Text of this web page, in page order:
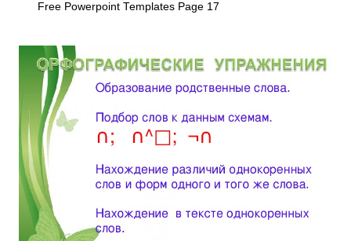
Free Powerpoint Templates Page 17